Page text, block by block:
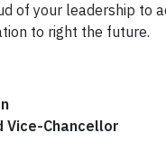
of your leadership to
to right the future.
Vice-Chancellor